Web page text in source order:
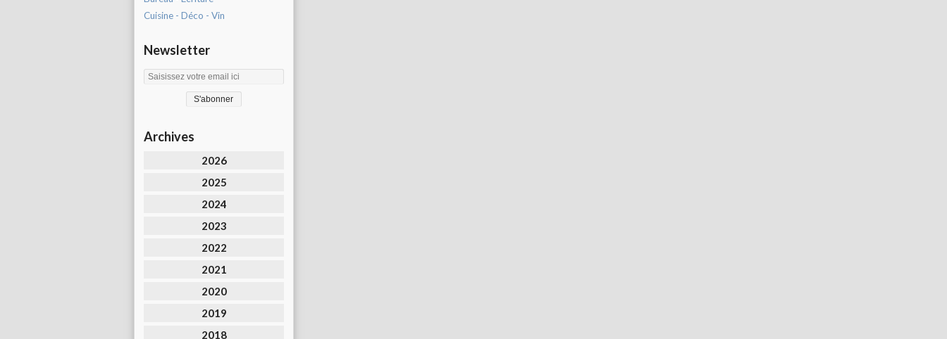
Cuisine - Déco - Vin
Newsletter
Archives
2026
2025
2024
2023
2022
2021
2020
2019
2018